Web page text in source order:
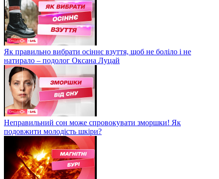
Як правильно вибрати осіннє взуття, щоб не боліло і не
натирало – подолог Оксана Луцай
Неправильний сон може спровокувати зморшки! Як
подовжити молодість шкіри?